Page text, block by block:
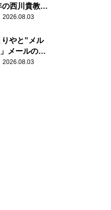
西川貴教が
ン』に登
2026.08.03
やと”メル
メールのや
2026.08.03